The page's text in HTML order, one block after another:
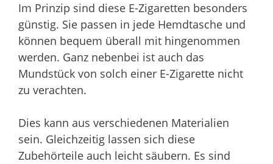
Im Prinzip sind diese E-Zigaretten besonders
günstig. Sie passen in jede Hemdtasche und
können bequem überall mit hingenommen
werden. Ganz nebenbei ist auch das
Mundstück von solch einer E-Zigarette nicht
zu verachten.
Dies kann aus verschiedenen Materialien
sein. Gleichzeitig lassen sich diese
Zubehörteile auch leicht säubern. Es sind